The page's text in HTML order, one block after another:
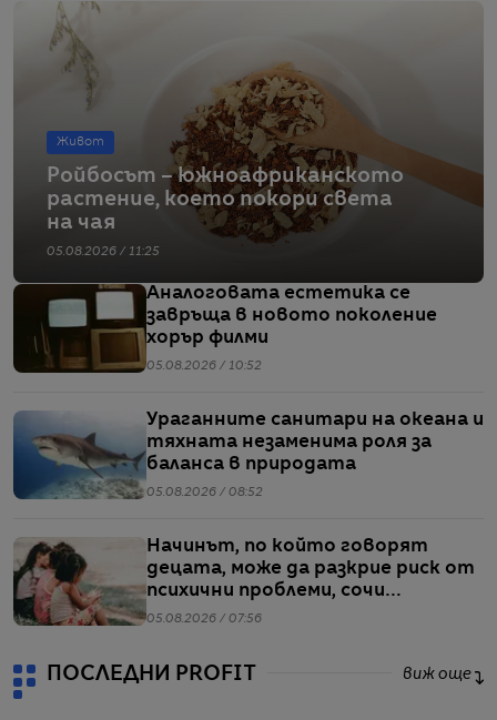
Живот
Ройбосът – южноафриканското
растение, което покори света
на чая
05.08.2026 / 11:25
Аналоговата естетика се
завръща в новото поколение
хорър филми
05.08.2026 / 10:52
Ураганните санитари на океана и
тяхната незаменима роля за
баланса в природата
05.08.2026 / 08:52
Начинът, по който говорят
децата, може да разкрие риск от
психични проблеми, сочи
проучване
05.08.2026 / 07:56
ПОСЛЕДНИ PROFIT виж още